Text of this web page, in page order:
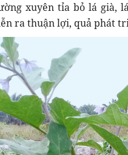
xuyên tỉa bỏ lá già,
ra thuận lợi, quả phát